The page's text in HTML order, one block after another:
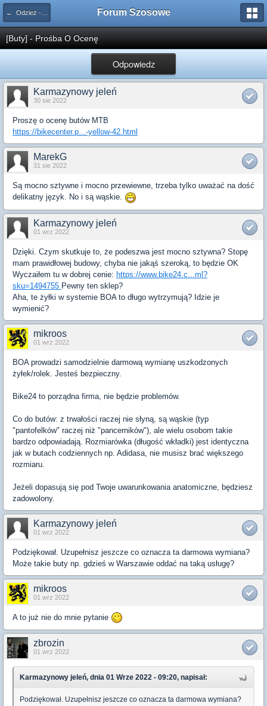
← Odzież - kaski - okulary - buty Forum Szosowe
[Buty] - Prośba O Ocenę
Odpowiedz
Karmazynowy jeleń
30 sie 2022
Proszę o ocenę butów MTB
https://bikecenter.p...-yellow-42.html
MarekG
31 sie 2022
Są mocno sztywne i mocno przewiewne, trzeba tylko uważać na dość
delikatny język. No i są wąskie.
Karmazynowy jeleń
01 wrz 2022
Dzięki. Czym skutkuje to, że podeszwa jest mocno sztywna? Stopę
mam prawidłowej budowy, chyba nie jakąś szeroką, to będzie OK
Wyczaiłem tu w dobrej cenie: https://www.bike24.c...ml?
sku=1494755 Pewny ten sklep?
Aha, te żyłki w systemie BOA to długo wytrzymują? Idzie je
wymienić?
mikroos
01 wrz 2022
BOA prowadzi samodzielnie darmową wymianę uszkodzonych
żyłek/rolek. Jesteś bezpieczny.
Bike24 to porządna firma, nie będzie problemów.
Co do butów: z trwałości raczej nie słyną, są wąskie (typ
"pantofelków" raczej niż "pancerników"), ale wielu osobom takie
bardzo odpowiadają. Rozmiarówka (długość wkładki) jest identyczna
jak w butach codziennych np. Adidasa, nie musisz brać większego
rozmiaru.
Jeżeli dopasują się pod Twoje uwarunkowania anatomiczne, będziesz
zadowolony.
Karmazynowy jeleń
01 wrz 2022
Podziękował. Uzupełnisz jeszcze co oznacza ta darmowa wymiana?
Może takie buty np. gdzieś w Warszawie oddać na taką usługę?
mikroos
01 wrz 2022
A to już nie do mnie pytanie
zbrozin
01 wrz 2022
Karmazynowy jeleń, dnia 01 Wrze 2022 - 09:20, napisał:
Podziękował. Uzupełnisz jeszcze co oznacza ta darmowa wymiana?